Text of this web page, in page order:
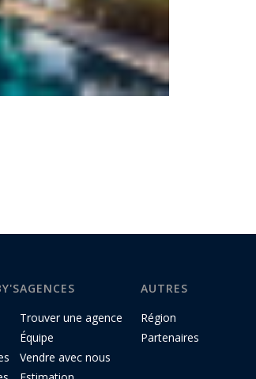
AGENCES
Trouver une agence
Équipe
Vendre avec nous
AUTRES
Région
Partenaires